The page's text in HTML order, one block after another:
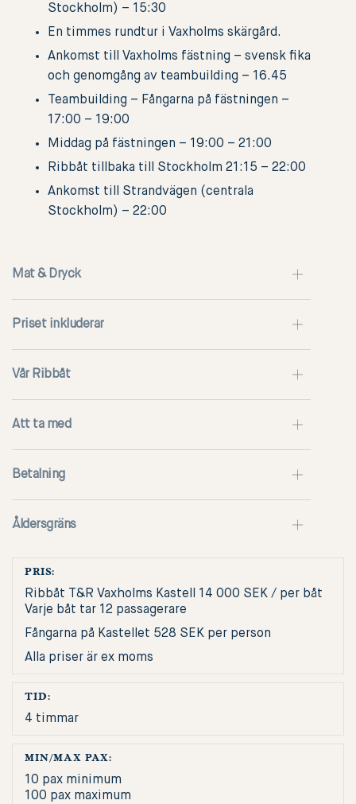
Stockholm) – 15:30
En timmes rundtur i Vaxholms skärgård.
Ankomst till Vaxholms fästning – svensk fika
och genomgång av teambuilding – 16.45
Teambuilding – Fångarna på fästningen –
17:00 – 19:00
Middag på fästningen – 19:00 – 21:00
Ribbåt tillbaka till Stockholm 21:15 – 22:00
Ankomst till Strandvägen (centrala
Stockholm) – 22:00
Mat & Dryck
Priset inkluderar
Vår Ribbåt
Att ta med
Betalning
Åldersgräns
PRIS:
Ribbåt T&R Vaxholms Kastell 14 000 SEK / per båt
Varje båt tar 12 passagerare
Fångarna på Kastellet 528 SEK per person
Alla priser är ex moms
TID:
4 timmar
MIN/MAX PAX:
10 pax minimum
100 pax maximum